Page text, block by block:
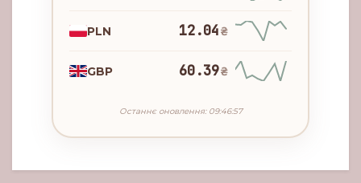
PLN 12.04₴
GBP 60.39₴
Останнє оновлення: 09:46:57